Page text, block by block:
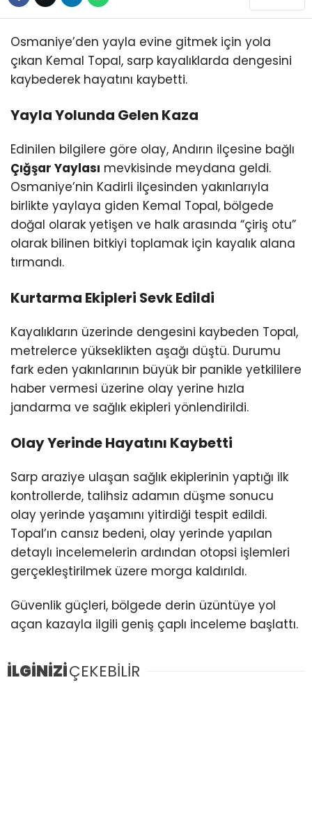
WhatsApp
Instagram
Youtube
Osmaniye’den yayla evine gitmek için yola
çıkan Kemal Topal, sarp kayalıklarda dengesini
kaybederek hayatını kaybetti.
Yayla Yolunda Gelen Kaza
Edinilen bilgilere göre olay, Andırın ilçesine bağlı
Çığşar Yaylası mevkisinde meydana geldi.
Osmaniye’nin Kadirli ilçesinden yakınlarıyla
birlikte yaylaya giden Kemal Topal, bölgede
doğal olarak yetişen ve halk arasında “çiriş otu”
olarak bilinen bitkiyi toplamak için kayalık alana
tırmandı.
Kurtarma Ekipleri Sevk Edildi
Kayalıkların üzerinde dengesini kaybeden Topal,
metrelerce yükseklikten aşağı düştü. Durumu
fark eden yakınlarının büyük bir panikle yetkililere
haber vermesi üzerine olay yerine hızla
jandarma ve sağlık ekipleri yönlendirildi.
Olay Yerinde Hayatını Kaybetti
Sarp araziye ulaşan sağlık ekiplerinin yaptığı ilk
kontrollerde, talihsiz adamın düşme sonucu
olay yerinde yaşamını yitirdiği tespit edildi.
Topal’ın cansız bedeni, olay yerinde yapılan
detaylı incelemelerin ardından otopsi işlemleri
gerçekleştirilmek üzere morga kaldırıldı.
Güvenlik güçleri, bölgede derin üzüntüye yol
açan kazayla ilgili geniş çaplı inceleme başlattı.
İLGİNİZİÇEKEBİLİR